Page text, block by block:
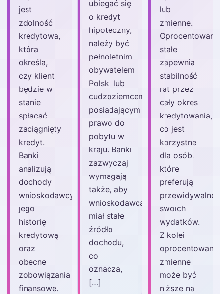
jest
zdolność
kredytowa,
która
określa,
czy klient
będzie w
stanie
spłacać
zaciągnięty
kredyt.
Banki
analizują
dochody
wnioskodawcy,
jego
historię
kredytową
oraz
obecne
zobowiązania
finansowe.
ubiegać się
o kredyt
hipoteczny,
należy być
pełnoletnim
obywatelem
Polski lub
cudzoziemcem
posiadającym
prawo do
pobytu w
kraju. Banki
zazwyczaj
wymagają
także, aby
wnioskodawca
miał stałe
źródło
dochodu,
co
oznacza,
[…]
lub
zmienne.
stałe
zapewnia
stabilność
rat przez
cały okres
kredytowania,
co jest
korzystne
dla osób,
które
preferują
swoich
wydatków.
Z kolei
oprocentowanie
zmienne
może być
niższe na